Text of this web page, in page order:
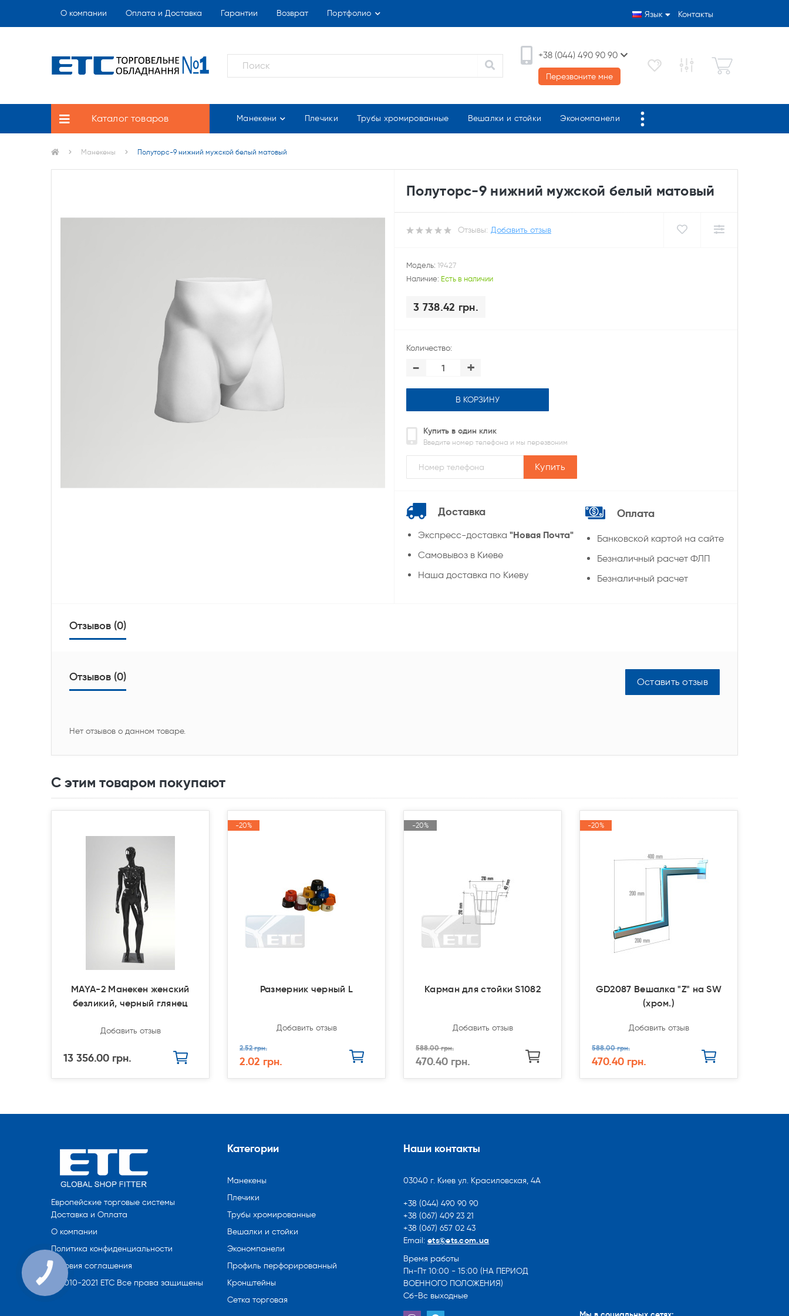
О компании Оплата и Доставка Гарантии Возврат Портфолио Язык Контакты
+38 (044) 490 90 90
Перезвоните мне
Каталог товаров Манекени Плечики Трубы хромированные Вешалки и стойки Экономпанели
Манекены Полуторс-9 нижний мужской белый матовый
Полуторс-9 нижний мужской белый матовый
Отзывы: Добавить отзыв
Модель: 19427
Наличие: Есть в наличии
3 738.42 грн.
Количество:
- +
В КОРЗИНУ
Купить в один клик
Введите номер телефона и мы перезвоним
Купить
Доставка
Экспресс-доставка "Новая Почта"
Самовывоз в Киеве
Наша доставка по Киеву
Оплата
Банковской картой на сайте
Безналичный расчет ФЛП
Безналичный расчет
Отзывов (0)
Отзывов (0) Оставить отзыв
Нет отзывов о данном товаре.
С этим товаром покупают
MAYA-2 Манекен женский
безликий, черный глянец
Добавить отзыв
13 356.00 грн.
-20%
-20%
Размерник черный L
Добавить отзыв
2.52 грн.
2.02 грн.
-20%
-20%
Карман для стойки S1082
Добавить отзыв
588.00 грн.
470.40 грн.
-20%
-20%
GD2087 Вешалка "Z" на SW
(хром.)
Добавить отзыв
588.00 грн.
470.40 грн.
Европейские торговые системы
Доставка и Оплата
О компании
Политика конфиденциальности
Условия соглашения
© 2010-2021 ETC Все права защищены
Категории
Манекены
Плечики
Трубы хромированные
Вешалки и стойки
Экономпанели
Профиль перфорированный
Кронштейны
Сетка торговая
Наши контакты
03040 г. Киев ул. Красиловская, 4А
+38 (044) 490 90 90
+38 (067) 409 23 21
+38 (067) 657 02 43
Email: ets@ets.com.ua
Время работы
Пн-Пт 10:00 - 15:00 (НА ПЕРИОД
ВОЕННОГО ПОЛОЖЕНИЯ)
Сб-Вс выходные